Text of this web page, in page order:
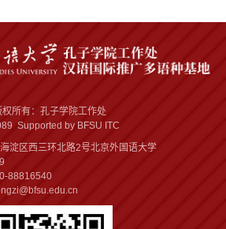
权所有：孔子学院工作处
Supported by BFSU ITC
淀区西三环北路2号北京外国语大学
88816540